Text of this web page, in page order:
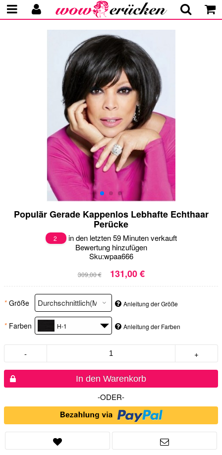
Populär Gerade Kappenlos Lebhafte Echthaar
Perücke
2
in den letzten 59 Minuten verkauft
Bewertung hinzufügen
Sku:wpaa666
309,00 € 131,00 €
* Größe Anleitung der Größe
* Farben H-1 Anleitung der Farben
- +
In den Warenkorb
-ODER-